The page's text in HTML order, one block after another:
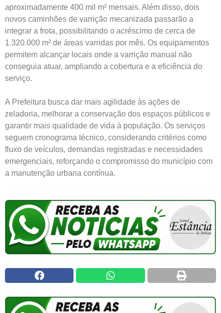
aproximadamente 400 mil m² mensais. Além disso, dois
novos caminhões de varrição mecanizada passarão a
integrar a frota, possibilitando o acréscimo de cerca de
1.320.000 m² de áreas varridas por mês. Os equipamentos
permitem alcançar locais onde a varrição manual não
conseguia atuar, ampliando a cobertura e a eficiência do
serviço.
A Prefeitura busca dar mais agilidade às ações de
zeladoria, melhorar a conservação dos espaços públicos e
garantir mais qualidade de vida à população. Os serviços
seguem cronograma técnico, considerando critérios como
fluxo de veículos, demandas registradas e necessidades
emergenciais, reforçando o compromisso do município com
a manutenção urbana contínua.